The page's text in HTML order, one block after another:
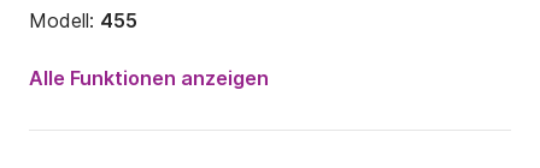
Modell: 455
Motorleistung:
Alle Funktionen anzeigen